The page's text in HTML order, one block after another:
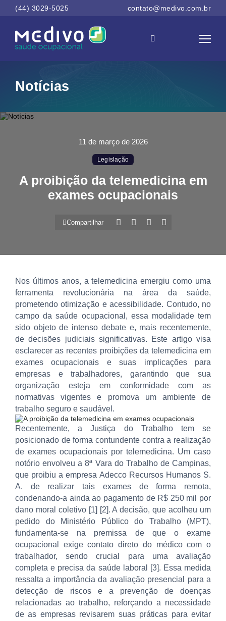
(44) 3029-5025 contato@medivo.com.br
Notícias
11 de março de 2026
Legislação
A proibição da telemedicina em
exames ocupacionais
Compartilhar
Nos últimos anos, a telemedicina emergiu como uma
ferramenta revolucionária na área da saúde,
prometendo otimização e acessibilidade. Contudo, no
campo da saúde ocupacional, essa modalidade tem
sido objeto de intenso debate e, mais recentemente,
de decisões judiciais significativas. Este artigo visa
esclarecer as recentes proibições da telemedicina em
exames ocupacionais e suas implicações para
empresas e trabalhadores, garantindo que sua
organização esteja em conformidade com as
normativas vigentes e promova um ambiente de
trabalho seguro e saudável.
Recentemente, a Justiça do Trabalho tem se
posicionado de forma contundente contra a realização
de exames ocupacionais por telemedicina. Um caso
notório envolveu a 8ª Vara do Trabalho de Campinas,
que proibiu a empresa Adecco Recursos Humanos S.
A. de realizar tais exames de forma remota,
condenando-a ainda ao pagamento de R$ 250 mil por
dano moral coletivo [1] [2]. A decisão, que acolheu um
pedido do Ministério Público do Trabalho (MPT),
fundamenta-se na premissa de que o exame
ocupacional exige contato direto do médico com o
trabalhador, sendo crucial para uma avaliação
completa e precisa da saúde laboral [3]. Essa medida
ressalta a importância da avaliação presencial para a
detecção de riscos e a prevenção de doenças
relacionadas ao trabalho, reforçando a necessidade
de as empresas revisarem suas práticas para evitar